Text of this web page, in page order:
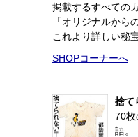
掲載するすべての
「オリジナルから
これより詳しい秘
SHOPコーナーへ
捨て
70枚
語。